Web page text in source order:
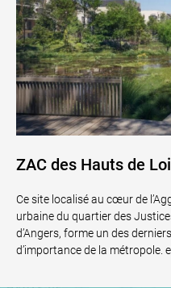
ZAC des Hauts de
Ce site localisé au cœur de
urbaine du quartier des
d’Angers, forme un des
d’importance de la métropole.